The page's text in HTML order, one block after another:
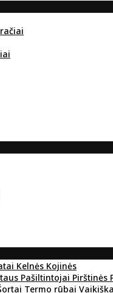
Kelnės Kojinės
Pašiltintojai Pirštinės
Termo rūbai